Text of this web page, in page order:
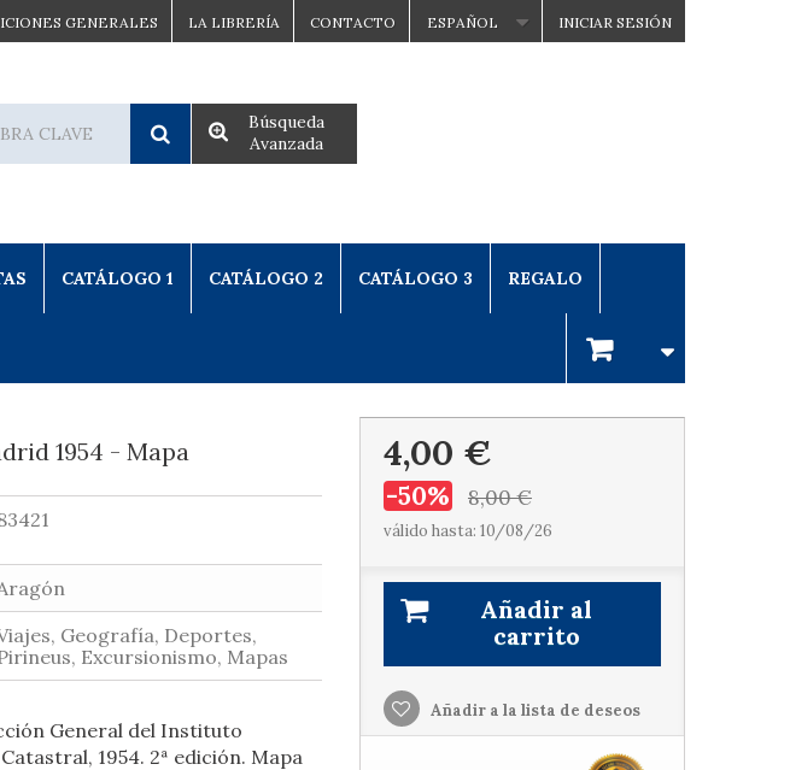
INICIAR SESIÓN
ESPAÑOL
CONTACTO
LA LIBRERÍA
GENERALES
Búsqueda
Avanzada
CATÁLOGO 1 CATÁLOGO 2 CATÁLOGO 3 REGALO
1954 - Mapa
Geografía, Deportes,
Excursionismo, Mapas
General del Instituto
1954. 2ª edición. Mapa
4,00 €
-50% 8,00 €
válido hasta: 10/08/26
Añadir al
carrito
Añadir a la lista de deseos